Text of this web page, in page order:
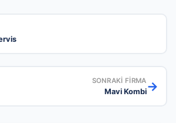
SONRAKI FIRMA
Mavi Kombi→